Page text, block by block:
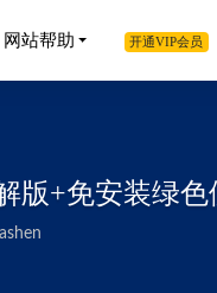
网站帮助 开通VIP会员
版+免安装绿